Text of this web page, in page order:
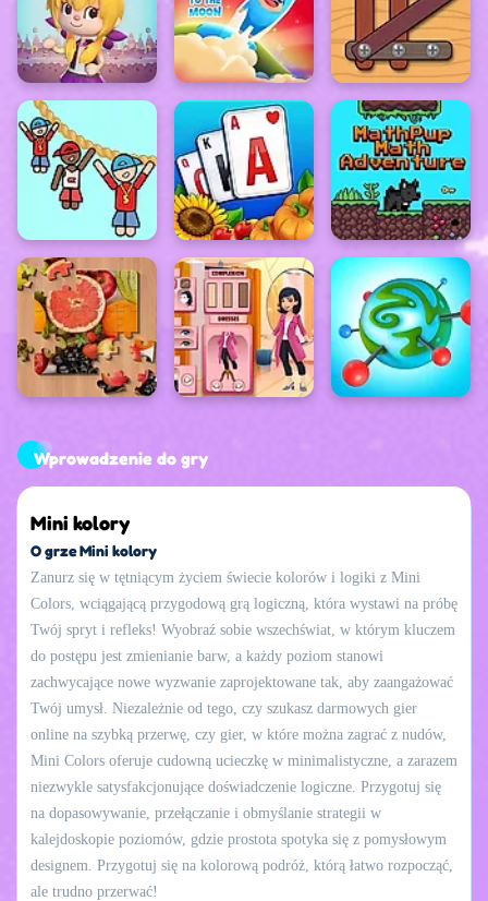
Wprowadzenie do gry
Mini kolory
O grze Mini kolory
Zanurz się w tętniącym życiem świecie kolorów i logiki z Mini
Colors, wciągającą przygodową grą logiczną, która wystawi na próbę
Twój spryt i refleks! Wyobraź sobie wszechświat, w którym kluczem
do postępu jest zmienianie barw, a każdy poziom stanowi
zachwycające nowe wyzwanie zaprojektowane tak, aby zaangażować
Twój umysł. Niezależnie od tego, czy szukasz darmowych gier
online na szybką przerwę, czy gier, w które można zagrać z nudów,
Mini Colors oferuje cudowną ucieczkę w minimalistyczne, a zarazem
niezwykle satysfakcjonujące doświadczenie logiczne. Przygotuj się
na dopasowywanie, przełączanie i obmyślanie strategii w
kalejdoskopie poziomów, gdzie prostota spotyka się z pomysłowym
designem. Przygotuj się na kolorową podróż, którą łatwo rozpocząć,
ale trudno przerwać!